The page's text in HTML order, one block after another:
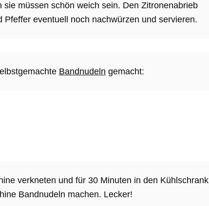
sie müssen schön weich sein. Den Zitronenabrieb
Pfeffer eventuell noch nachwürzen und servieren.
Bandnudeln gemacht:
verkneten und für 30 Minuten in den Kühlschrank
Bandnudeln machen. Lecker!